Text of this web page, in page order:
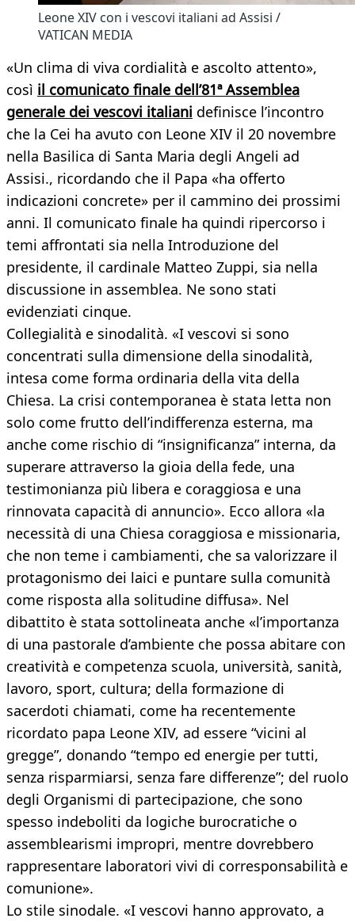
Leone XIV con i vescovi italiani ad Assisi /
VATICAN MEDIA
«Un clima di viva cordialità e ascolto attento»,
così il comunicato finale dell’81ª Assemblea
generale dei vescovi italiani definisce l’incontro
che la Cei ha avuto con Leone XIV il 20 novembre
nella Basilica di Santa Maria degli Angeli ad
Assisi., ricordando che il Papa «ha offerto
indicazioni concrete» per il cammino dei prossimi
anni. Il comunicato finale ha quindi ripercorso i
temi affrontati sia nella Introduzione del
presidente, il cardinale Matteo Zuppi, sia nella
discussione in assemblea. Ne sono stati
evidenziati cinque.
Collegialità e sinodalità. «I vescovi si sono
concentrati sulla dimensione della sinodalità,
intesa come forma ordinaria della vita della
Chiesa. La crisi contemporanea è stata letta non
solo come frutto dell’indifferenza esterna, ma
anche come rischio di “insignificanza” interna, da
superare attraverso la gioia della fede, una
testimonianza più libera e coraggiosa e una
rinnovata capacità di annuncio». Ecco allora «la
necessità di una Chiesa coraggiosa e missionaria,
che non teme i cambiamenti, che sa valorizzare il
protagonismo dei laici e puntare sulla comunità
come risposta alla solitudine diffusa». Nel
dibattito è stata sottolineata anche «l’importanza
di una pastorale d’ambiente che possa abitare con
creatività e competenza scuola, università, sanità,
lavoro, sport, cultura; della formazione di
sacerdoti chiamati, come ha recentemente
ricordato papa Leone XIV, ad essere “vicini al
gregge”, donando “tempo ed energie per tutti,
senza risparmiarsi, senza fare differenze”; del ruolo
degli Organismi di partecipazione, che sono
spesso indeboliti da logiche burocratiche o
assemblearismi impropri, mentre dovrebbero
rappresentare laboratori vivi di corresponsabilità e
comunione».
Lo stile sinodale. «I vescovi hanno approvato, a